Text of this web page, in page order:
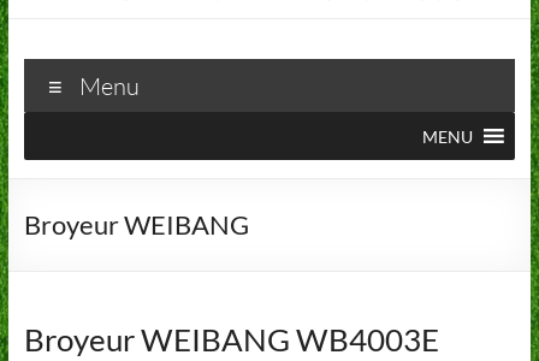
Motocultur'Services
223
Groisy
Menu
MENU
Broyeur WEIBANG
Broyeur WEIBANG WB4003E